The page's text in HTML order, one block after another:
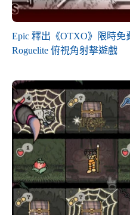
Epic 釋出《OTXO》限時免
Roguelite 俯視角射擊遊戲